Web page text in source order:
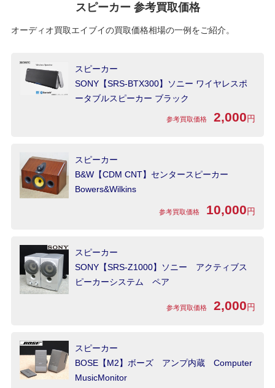
スピーカー 参考買取価格
オーディオ買取エイブイの買取価格相場の一例をご紹介。
スピーカー
SONY【SRS-BTX300】ソニー ワイヤレスポ
ータブルスピーカー ブラック
参考買取価格 2,000円
スピーカー
B&W【CDM CNT】センタースピーカー
Bowers&Wilkins
参考買取価格 10,000円
スピーカー
SONY【SRS-Z1000】ソニー アクティブス
ピーカーシステム ペア
参考買取価格 2,000円
スピーカー
BOSE【M2】ボーズ アンプ内蔵 Computer
MusicMonitor